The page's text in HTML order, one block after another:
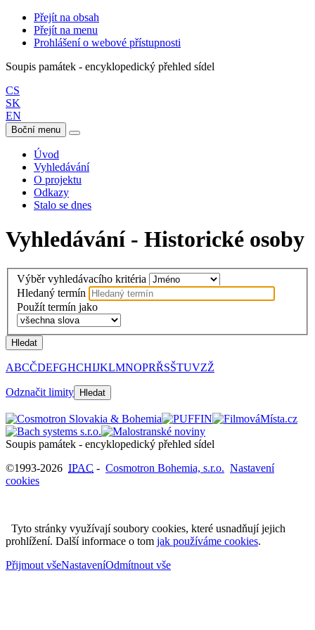
Přejít na obsah
Přejít na menu
Prohlášení o webové přístupnosti
Soupis památek - encyklopedický přehled sídel
CS
SK
EN
Boční menu
Úvod
Vyhledávání
O projektu
Odkazy
Stalo se dnes
Vyhledávání - Historické osoby
Výběr vyhledávacího kritéria
Hledaný termín
Použít termín jako
Hledat
ABCČDEFGHCHIJKLMNOPRŘSŠTUVZŽ
Odznačit limity Hledat
Soupis památek - encyklopedický přehled sídel
©1993-2026 IPAC - Cosmotron Bohemia, s.r.o. Nastavení
cookies
Tyto stránky využívají soubory cookies, které usnadňují jejich
prohlížení. Další informace o tom jak používáme cookies.
Přijmout všeNastaveníOdmítnout vše